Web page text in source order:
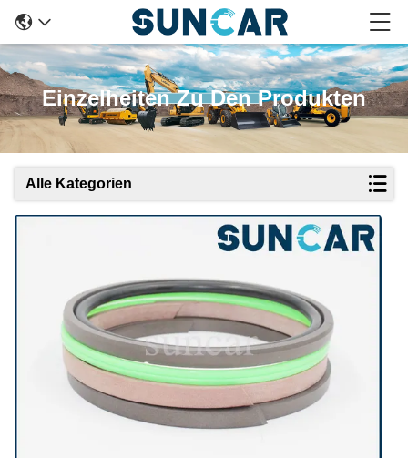
Einzelheiten Zu Den Produkten
Alle Kategorien